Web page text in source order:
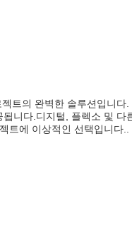
의 완벽한 솔루션입니
니다.디지털, 플렉소 및
트에 이상적인 선택입니다..